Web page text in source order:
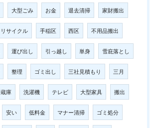
大型ごみ お金 退去清掃 家財搬出
リサイクル 手稲区 西区 不用品搬出
運び出し 引っ越し 単身 雪庇落とし
整理 ゴミ出し 三社見積もり 三月
庫 洗濯機 テレビ 大型家具 搬出
安い 低料金 マナー清掃 ゴミ処分